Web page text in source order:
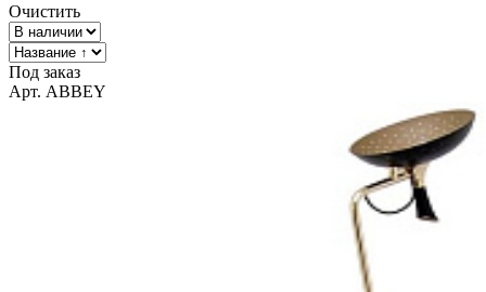
Очистить
Под заказ
Арт. ABBEY